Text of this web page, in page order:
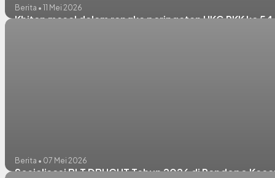
Berita • 11 Mei 2026
Khitan masal dalam rangka peringatan HKG PKK ke
Berita • 07 Mei 2026
Sosialisasi BLT DBHCHT Tahun 2026 di Pendopo